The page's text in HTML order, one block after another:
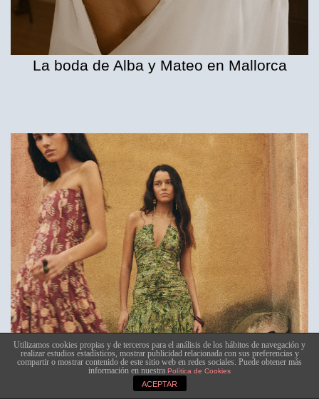
La boda de Alba y Mateo en Mallorca
Utilizamos cookies propias y de terceros para el análisis de los hábitos de navegación y
realizar estudios estadísticos, mostrar publicidad relacionada con sus preferencias y
compartir o mostrar contenido de este sitio web en redes sociales. Puede obtener más
información en nuestra Política de Cookies
ACEPTAR